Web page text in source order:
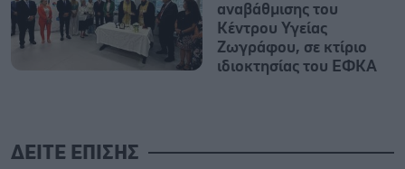
αναβάθμισης του
Κέντρου Υγείας
Ζωγράφου, σε κτίριο
ιδιοκτησίας του ΕΦΚΑ
ΔΕΙΤΕ ΕΠΙΣΗΣ